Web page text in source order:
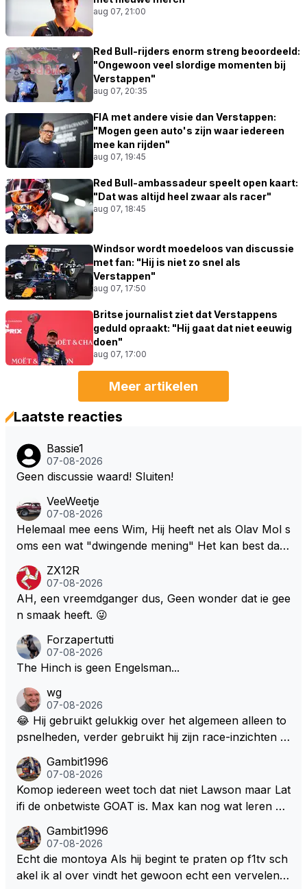
aug 07, 21:00
Red Bull-rijders enorm streng beoordeeld:
"Ongewoon veel slordige momenten bij
Verstappen"
aug 07, 20:35
FIA met andere visie dan Verstappen:
"Mogen geen auto's zijn waar iedereen
mee kan rijden"
aug 07, 19:45
Red Bull-ambassadeur speelt open kaart:
"Dat was altijd heel zwaar als racer"
aug 07, 18:45
Windsor wordt moedeloos van discussie
met fan: "Hij is niet zo snel als
Verstappen"
aug 07, 17:50
Britse journalist ziet dat Verstappens
geduld opraakt: "Hij gaat dat niet eeuwig
doen"
aug 07, 17:00
Meer artikelen
Laatste reacties
Bassie1
07-08-2026
Geen discussie waard! Sluiten!
VeeWeetje
07-08-2026
Helemaal mee eens Wim, Hij heeft net als Olav Mol s
oms een wat "dwingende mening" Het kan best dat
l bij Windsor op te roepen. Maar in een tijd zonder r
aces zijn dit leuke berichtjes
ZX12R
07-08-2026
AH, een vreemdganger dus, Geen wonder dat ie gee
n smaak heeft. 😜
Forzapertutti
07-08-2026
The Hinch is geen Engelsman...
wg
07-08-2026
😂 Hij gebruikt gelukkig over het algemeen alleen to
psnelheden, verder gebruikt hij zijn race-inzichten q
een bocht zegt helemaal niets, dus wat dat betreft h
eeft hij sowieso gelijk 😂.
Gambit1996
07-08-2026
Komop iedereen weet toch dat niet Lawson maar Lat
ifi de onbetwiste GOAT is. Max kan nog wat leren va
milton, hahahaha. Latifi pakt ze allemaal met de oge
n dicht met als onbetwiste nummer 2 of GOATINES
S Lawson natuurlijk 😂😂😂😂😂
Gambit1996
07-08-2026
Echt die montoya Als hij begint te praten op f1tv sch
akel ik al over vindt het gewoon echt een vervelend